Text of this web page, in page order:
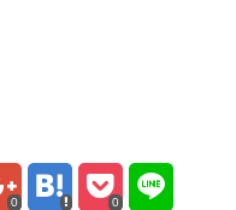
0 0